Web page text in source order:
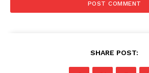
SHARE POST: